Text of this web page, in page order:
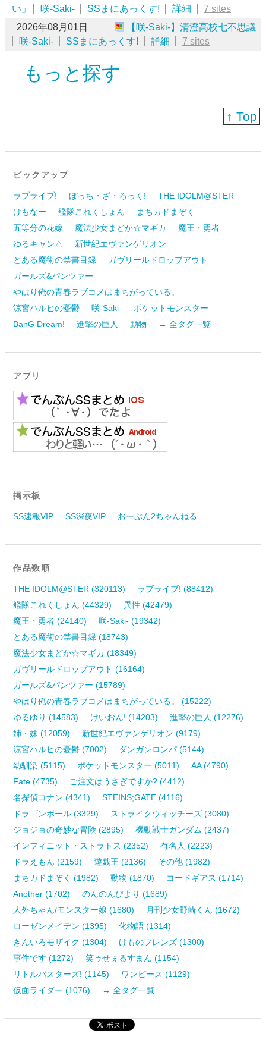
い」
咲-Saki- SSまにあっくす! 詳細
7 sites
2026年08月01日
【咲-Saki-】清澄高校七不思議
咲-Saki-
SSまにあっくす! 詳細 7 sites
もっと探す
↑ Top
ピックアップ
ラブライブ! ぼっち・ざ・ろっく!
THE IDOLM@STER
けもなー
艦隊これくしょん
まちカドまぞく
五等分の花嫁
魔法少女まどか☆マギカ
魔王・勇者
ゆるキャン△
新世紀エヴァンゲリオン
とある魔術の禁書目録
ガヴリールドロップアウト
ガールズ&パンツァー
やはり俺の青春ラブコメはまちがっている。
涼宮ハルヒの憂鬱
咲-Saki-
ポケットモンスター
BanG Dream!
進撃の巨人 動物 → 全タグ一覧
アプリ
掲示板
SS速報VIP SS深夜VIP おーぷん2ちゃんねる
作品数順
THE IDOLM@STER (320113)
ラブライブ! (88412)
艦隊これくしょん (44329)
異性 (42479)
魔王・勇者 (24140)
咲-Saki- (19342)
とある魔術の禁書目録 (18743)
魔法少女まどか☆マギカ (18349)
ガヴリールドロップアウト (16164)
ガールズ&パンツァー (15789)
やはり俺の青春ラブコメはまちがっている。 (15222)
ゆるゆり (14583)
けいおん! (14203)
進撃の巨人 (12276)
姉・妹 (12059)
新世紀エヴァンゲリオン (9179)
涼宮ハルヒの憂鬱 (7002)
ダンガンロンパ (5144)
幼馴染 (5115)
ポケットモンスター (5011)
AA (4790)
Fate (4735)
ご注文はうさぎですか? (4412)
名探偵コナン (4341)
STEINS;GATE (4116)
ドラゴンボール (3329)
ストライクウィッチーズ (3080)
ジョジョの奇妙な冒険 (2895)
機動戦士ガンダム (2437)
インフィニット・ストラトス (2352)
有名人 (2223)
ドラえもん (2159)
遊戯王 (2136)
その他 (1982)
まちカドまぞく (1982)
動物 (1870)
コードギアス (1714)
Another (1702)
のんのんびより (1689)
人外ちゃん/モンスター娘 (1680)
月刊少女野崎くん (1672)
ローゼンメイデン (1395)
化物語 (1314)
きんいろモザイク (1304)
けものフレンズ (1300)
事件です (1272)
笑ゥせぇるすまん (1154)
リトルバスターズ! (1145)
ワンピース (1129)
仮面ライダー (1076)
→ 全タグ一覧